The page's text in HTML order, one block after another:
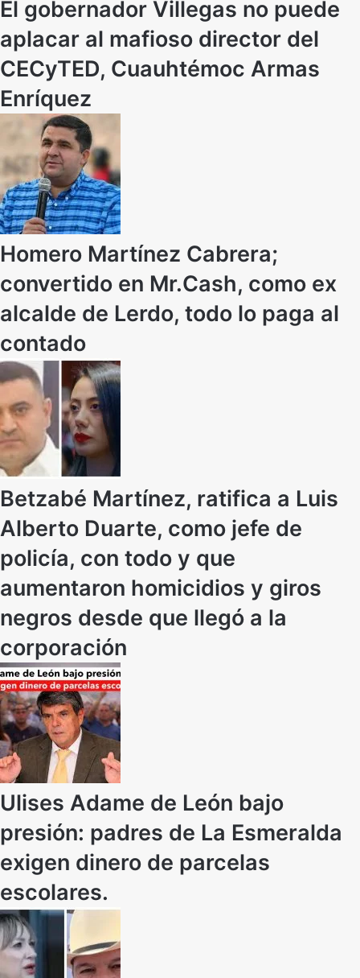
El gobernador Villegas no puede
aplacar al mafioso director del
CECyTED, Cuauhtémoc Armas
Enríquez
Homero Martínez Cabrera;
convertido en Mr.Cash, como ex
alcalde de Lerdo, todo lo paga al
contado
Betzabé Martínez, ratifica a Luis
Alberto Duarte, como jefe de
policía, con todo y que
aumentaron homicidios y giros
negros desde que llegó a la
corporación
Ulises Adame de León bajo
presión: padres de La Esmeralda
exigen dinero de parcelas
escolares.